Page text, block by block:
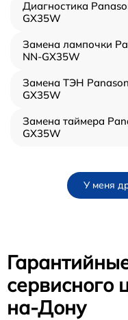
Диагностика
GX35W
Замена лампочки
NN-GX35W
Замена ТЭН
GX35W
Замена таймера
GX35W
У меня
сервисного
на-Дону